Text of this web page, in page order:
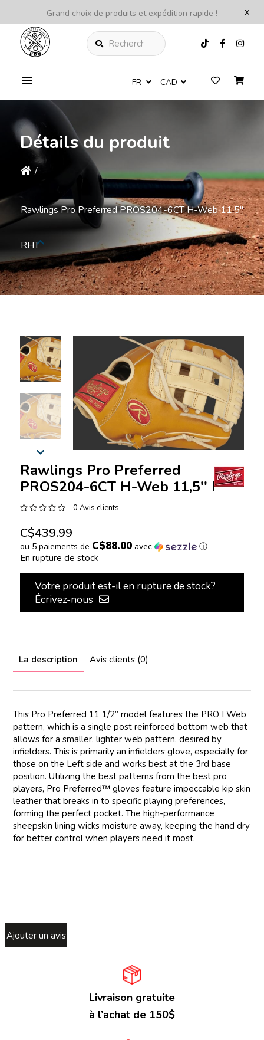
x
Grand choix de produits et expédition rapide !
Rechercher
FR CAD
Détails du produit
/
Rawlings Pro Preferred PROS204-6CT H-Web 11,5''
RHT
Rawlings Pro Preferred
PROS204-6CT H-Web 11,5'' RHT
0 Avis clients
C$439.99
ou 5 paiements de C$88.00avec ⓘ
En rupture de stock
Votre produit est-il en rupture de stock?
Écrivez-nous
La description Avis clients (0)
This Pro Preferred 11 1/2” model features the PRO I Web
pattern, which is a single post reinforced bottom web that
allows for a smaller, lighter web pattern, desired by
infielders. This is primarily an infielders glove, especially for
those on the Left side and works best at the 3rd base
position. Utilizing the best patterns from the best pro
players, Pro Preferred™ gloves feature impeccable kip skin
leather that breaks in to specific playing preferences,
forming the perfect pocket. The high-performance
sheepskin lining wicks moisture away, keeping the hand dry
for better control when players need it most.
Ajouter un avis
Livraison gratuite
à l’achat de 150$